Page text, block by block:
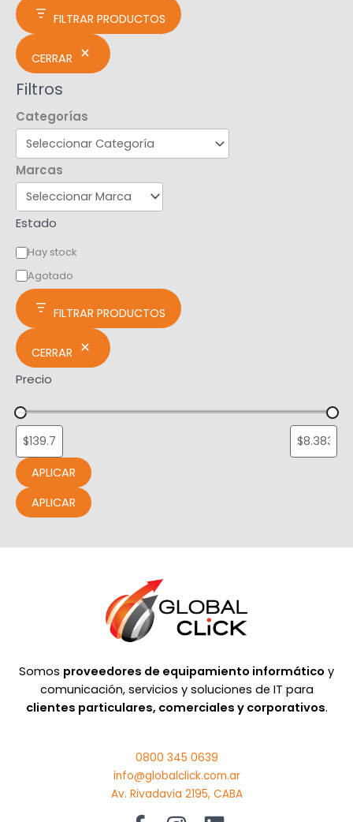
FILTRAR PRODUCTOS
CERRAR
Filtros
Categorías
Marcas
Estado
Hay stock
Agotado
FILTRAR PRODUCTOS
CERRAR
Precio
APLICAR
APLICAR
Somos proveedores de equipamiento informático y
comunicación, servicios y soluciones de IT para
clientes particulares, comerciales y corporativos.
0800 345 0639
info@globalclick.com.ar
Av. Rivadavia 2195, CABA